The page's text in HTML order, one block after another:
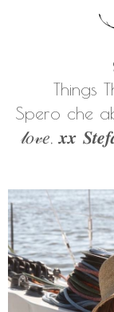
Things
Spero che
𝓁𝑜𝓋𝑒, 𝒙𝒙